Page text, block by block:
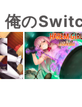
俺の